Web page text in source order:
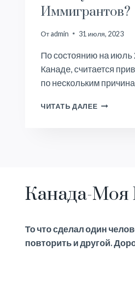
Иммигрантов?
Отadmin 31 июля, 2023
По состоянию на июль
Канаде, считается
по нескольким
ЧИТАТЬ ДАЛЕЕПОЧЕМУ
Канада-Моя
То что сделал один
повторить и другой.